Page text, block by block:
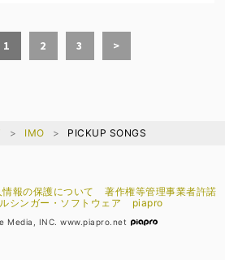
1 2 3 >
IMO PICKUP SONGS
情報の保護について
著作権等管理事業者許諾
シンガー・ソフトウェア piapro
Media, INC. www.piapro.net